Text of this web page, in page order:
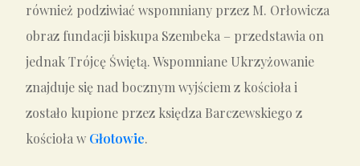
również podziwiać wspomniany przez M. Orłowicza
obraz fundacji biskupa Szembeka – przedstawia on
jednak Trójcę Świętą. Wspomniane Ukrzyżowanie
znajduje się nad bocznym wyjściem z kościoła i
zostało kupione przez księdza Barczewskiego z
kościoła w Głotowie.